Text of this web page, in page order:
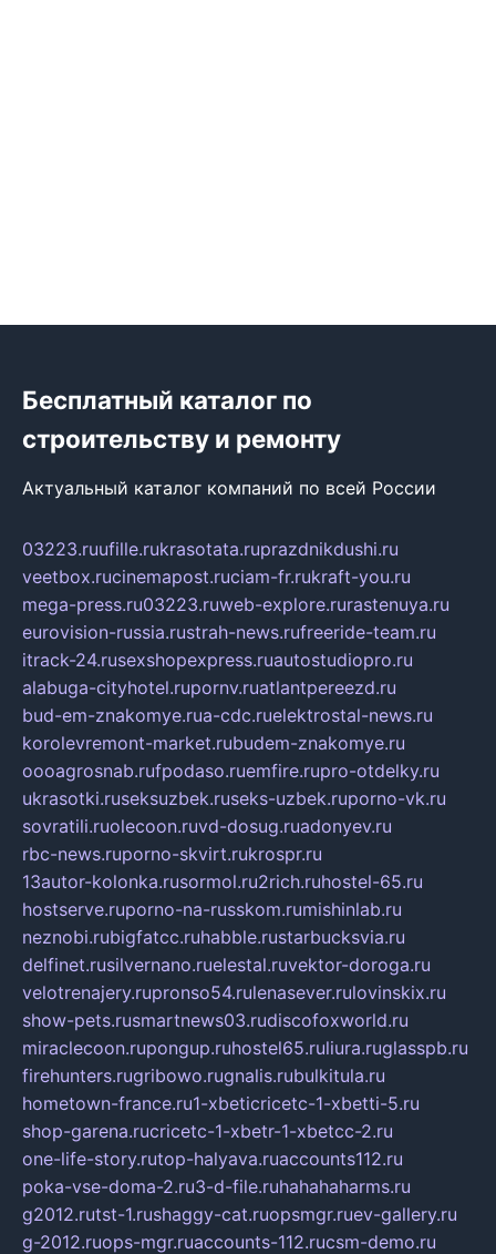
Бесплатный каталог по
строительству и ремонту
Актуальный каталог компаний по всей России
03223.ruufille.rukrasotata.ruprazdnikdushi.ru
veetbox.rucinemapost.ruciam-fr.rukraft-you.ru
mega-press.ru03223.ruweb-explore.rurastenuya.ru
eurovision-russia.rustrah-news.rufreeride-team.ru
itrack-24.rusexshopexpress.ruautostudiopro.ru
alabuga-cityhotel.rupornv.ruatlantpereezd.ru
bud-em-znakomye.rua-cdc.ruelektrostal-news.ru
korolevremont-market.rubudem-znakomye.ru
oooagrosnab.rufpodaso.ruemfire.rupro-otdelky.ru
ukrasotki.ruseksuzbek.ruseks-uzbek.ruporno-vk.ru
sovratili.ruolecoon.ruvd-dosug.ruadonyev.ru
rbc-news.ruporno-skvirt.rukrospr.ru
13autor-kolonka.rusormol.ru2rich.ruhostel-65.ru
hostserve.ruporno-na-russkom.rumishinlab.ru
neznobi.rubigfatcc.ruhabble.rustarbucksvia.ru
delfinet.rusilvernano.ruelestal.ruvektor-doroga.ru
velotrenajery.rupronso54.rulenasever.rulovinskix.ru
show-pets.rusmartnews03.rudiscofoxworld.ru
miraclecoon.rupongup.ruhostel65.ruliura.ruglasspb.ru
firehunters.rugribowo.rugnalis.rubulkitula.ru
hometown-france.ru1-xbeticricetc-1-xbetti-5.ru
shop-garena.rucricetc-1-xbetr-1-xbetcc-2.ru
one-life-story.rutop-halyava.ruaccounts112.ru
poka-vse-doma-2.ru3-d-file.ruhahahaharms.ru
g2012.rutst-1.rushaggy-cat.ruopsmgr.ruev-gallery.ru
g-2012.ruops-mgr.ruaccounts-112.rucsm-demo.ru